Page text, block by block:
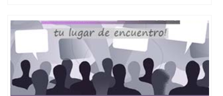
State University）圣何塞州立大学学历（ San Jose
State University）圣何塞州立大学学历（San Jose
State University）圣何塞州立大学学历（San Jose
State University）圣 塞州立大学学历（San Jose
State University）圣何塞州立大学（San Jose State
University）圣何塞州立大学（San Jose State
University）圣何塞州立大学（San Jose State
University）圣何塞州立大学（San Jose State